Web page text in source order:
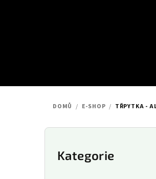
DOMŮ / E-SHOP / TŘPYTKA -
P
Přeskočit
kategorie
Kategorie